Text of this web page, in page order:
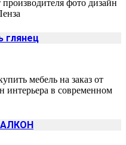
глянец